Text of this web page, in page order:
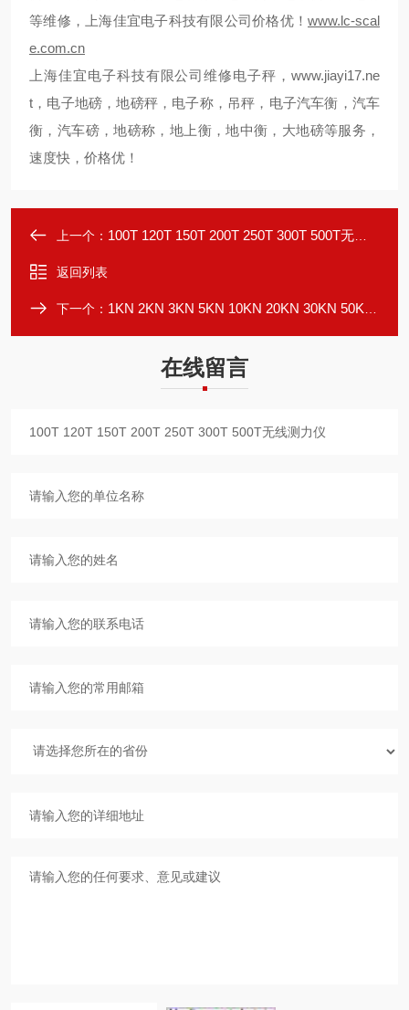
等维修，上海佳宜电子科技有限公司价格优！ www.lc-scal
e.com.cn
上海佳宜电子科技有限公司维修电子秤， www.jiayi17.ne
t ， 电子地磅，地磅秤，电子称，吊秤，电子汽车衡，汽车
衡，汽车磅，地磅称，地上衡，地中衡，大地磅等服务，
速度快，价格优！
上一个： 100T 120T 150T 200T 250T 300T 500T无线拉力仪
返回列表
下一个： 1KN 2KN 3KN 5KN 10KN 20KN 30KN 50KN拉力计
在线留言